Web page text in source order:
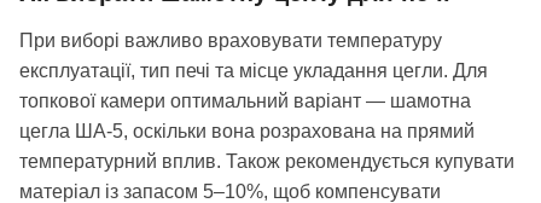
При виборі важливо враховувати температуру
експлуатації, тип печі та місце укладання цегли. Для
топкової камери оптимальний варіант — шамотна
цегла ША-5, оскільки вона розрахована на прямий
температурний вплив. Також рекомендується купувати
матеріал із запасом 5–10%, щоб компенсувати